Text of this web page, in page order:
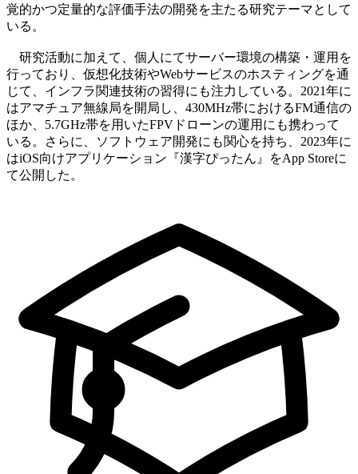
覚的かつ定量的な評価手法の開発を主たる研究テーマとして
いる。
研究活動に加えて、個人にてサーバー環境の構築・運用を
行っており、仮想化技術やWebサービスのホスティングを通
じて、インフラ関連技術の習得にも注力している。2021年に
はアマチュア無線局を開局し、430MHz帯におけるFM通信の
ほか、5.7GHz帯を用いたFPVドローンの運用にも携わって
いる。さらに、ソフトウェア開発にも関心を持ち、2023年に
はiOS向けアプリケーション『漢字ぴったん』をApp Storeに
て公開した。